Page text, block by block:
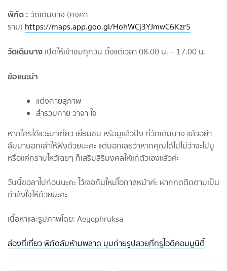
พิกัด : วัดเดิมบาง (คงคา
ราม) https://maps.app.goo.gl/HohWCj3YJmwC6Kzr5
วัดเดิมบาง เปิดให้เข้าชมทุกวัน ตั้งแต่เวลา 08.00 น. – 17.00 น.
ข้อแนะนำ
แต่งกายสุภาพ
สำรวมกาย วาจา ใจ
หากใครได้แวะมาเที่ยว เยี่ยมชม หรือมูแล้วปัง ที่วัดเดิมบาง แล้วอย่า
ลืมมาบอกเล่าให้ฟังด้วยนะคะ แต่บอกเลยว่าหากคุณได้ไปไม่ว่าจะไปมู
หรือแค่กราบไหว้เฉยๆ ก็เสริมสิริมงคลให้แก่ตัวเองแล้วค่ะ
วันนี้ขอลาไปก่อนนะคะ ไว้เจอกันใหม่โอกาสหน้าค่ะ ฝากกดติดตามเป็น
กำลังใจให้ด้วยนะคะ
เนื้อหาและรูปภาพโดย: Aeyephruksa
ส่องที่เที่ยว พิกัดลับห้ามพลาด มุมถ่ายรูปสวยที่ทรูไอดีคอมมูนิตี้